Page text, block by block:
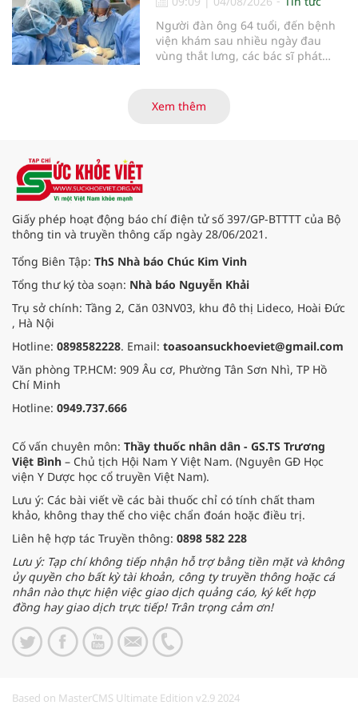
ngày 1/8 tại Bệnh viện Đại học
quốc tế Hồng Bàng.
Người đàn ông 64 tuổi, đến bệnh
viện khám sau nhiều ngày đau
vùng thắt lưng, các bác sĩ phát
biểu mô tế bào thận. Với khối u còn
ở giai đoạn sớm, người bệnh được
Xem thêm
Giấy phép hoạt động báo chí điện tử số 397/GP-BTTTT của Bộ
thông tin và truyền thông cấp ngày 28/06/2021.
Tổng Biên Tập: ThS Nhà báo Chúc Kim Vinh
Tổng thư ký tòa soạn: Nhà báo Nguyễn Khải
Trụ sở chính: Tầng 2, Căn 03NV03, khu đô thị Lideco, Hoài Đức
, Hà Nội
Hotline: 0898582228. Email: toasoansuckhoeviet@gmail.com
Văn phòng TP.HCM: 909 Âu cơ, Phường Tân Sơn Nhì, TP Hồ
Chí Minh
Hotline: 0949.737.666
Cố vấn chuyên môn: Thầy thuốc nhân dân - GS.TS Trương
Việt Bình – Chủ tịch Hội Nam Y Việt Nam. (Nguyên GĐ Học
viện Y Dược học cổ truyền Việt Nam).
Lưu ý: Các bài viết về các bài thuốc chỉ có tính chất tham
khảo, không thay thế cho việc chẩn đoán hoặc điều trị.
Liên hệ hợp tác Truyền thông: 0898 582 228
Lưu ý: Tạp chí không tiếp nhận hỗ trợ bằng tiền mặt và không
ủy quyền cho bất kỳ tài khoản, công ty truyền thông hoặc cá
nhân nào thực hiện việc giao dịch quảng cáo, ký kết hợp
đồng hay giao dịch trực tiếp! Trân trọng cảm ơn!
Based on MasterCMS Ultimate Edition v2.9 2024